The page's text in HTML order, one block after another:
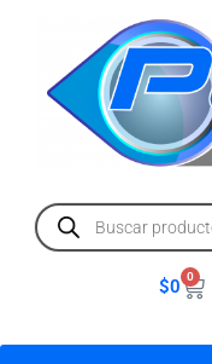
$0 0